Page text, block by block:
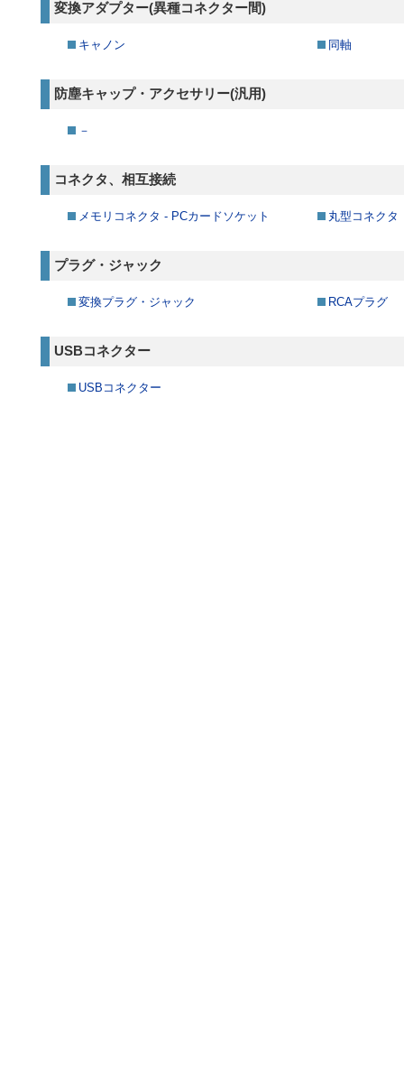
変換アダプター(異種コネクター間)
キャノン 同軸
防塵キャップ・アクセサリー(汎用)
－
コネクタ、相互接続
メモリコネクタ - PCカードソケット 丸型コネクタ
プラグ・ジャック
変換プラグ・ジャック RCAプラグ
USBコネクター
USBコネクター